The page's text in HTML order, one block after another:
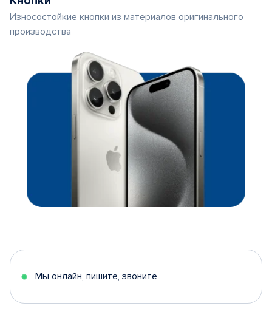
Износостойкие кнопки из материалов оригинального
производства
Мы онлайн, пишите, звоните